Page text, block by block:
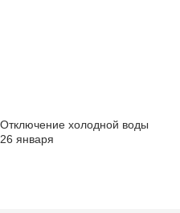
Отключение холодной воды
26 января